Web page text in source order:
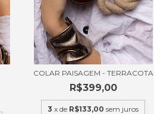
COLAR PAISAGEM - TERRACOTA
R$399,00
3 x de R$133,00 sem juros